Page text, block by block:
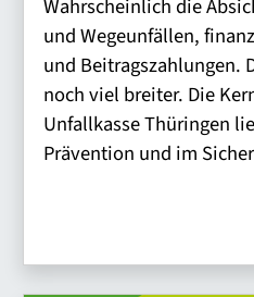
Wahrscheinlich die
und Wegeunfällen,
und Beitragszahlungen.
noch viel breiter. Die
Unfallkasse Thüringen
Prävention und im